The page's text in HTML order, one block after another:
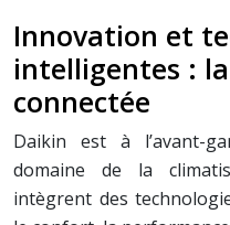
Innovation et
intelligentes :
connectée
Daikin est à l’avant-
domaine de la
intègrent des